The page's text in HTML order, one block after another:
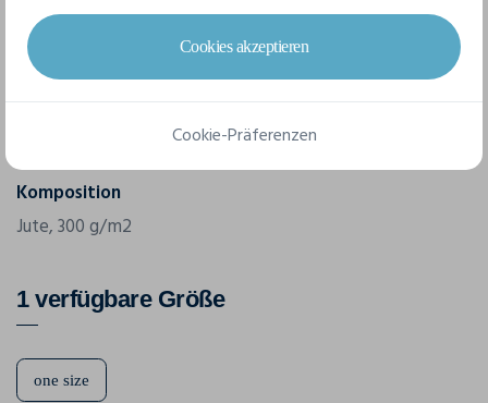
Grammatur
300 g/m2
Komposition
Jute, 300 g/m2
1 verfügbare Größe
one size
Cookies akzeptieren
Cookie-Präferenzen